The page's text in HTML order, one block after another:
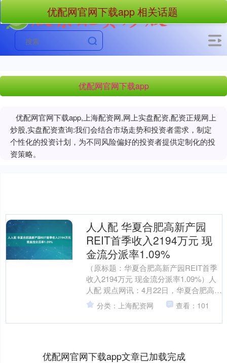
优配网官网下载app
优配网官网下载app,上海配资网,网上实盘配资,配资正规网上
炒股,实盘配资查询:我们会结合市场走势和投资者需求，制定
个性化的投资计划，为不同风险偏好的投资者提供定制化的投
资策略。
优配网官网下载app 相关话题
人人配 华夏合肥高新产园
REIT首季收入2194万元 现
金流分派率1.09%
（原标题：华夏合肥高新产园REIT首季
收入2194万元 现金流分派率1.09%）人
人配 观点网讯：4月22日，华夏合肥高新
REIT发布2025年第1季度报告。 ....
分类：上海配资网 查看：101
优配网官网下载app文章已加载完成